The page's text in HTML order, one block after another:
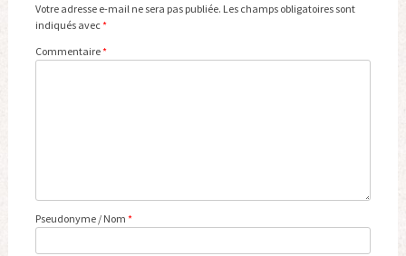
Votre adresse e-mail ne sera pas publiée. Les champs obligatoires sont
indiqués avec*
Commentaire*
Pseudonyme / Nom *